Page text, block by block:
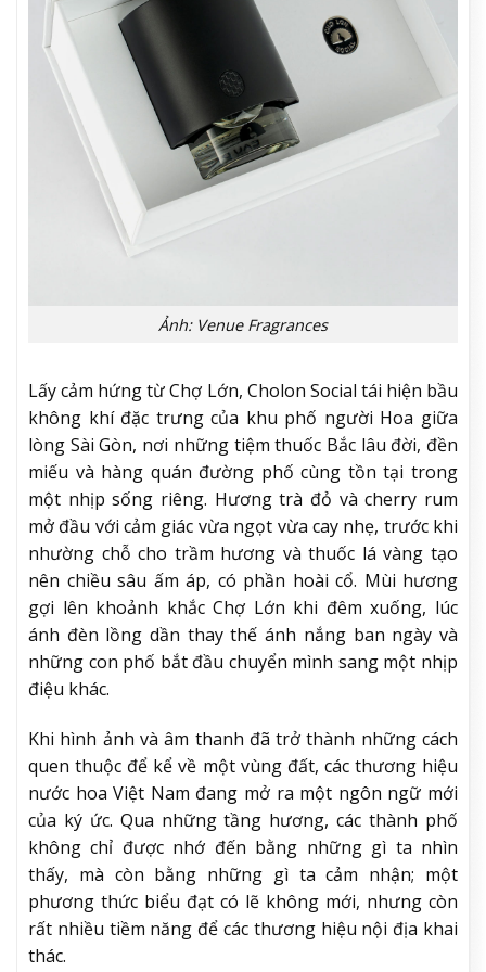
Ảnh: Venue Fragrances
Lấy cảm hứng từ Chợ Lớn, Cholon Social tái hiện bầu
không khí đặc trưng của khu phố người Hoa giữa
lòng Sài Gòn, nơi những tiệm thuốc Bắc lâu đời, đền
miếu và hàng quán đường phố cùng tồn tại trong
một nhịp sống riêng. Hương trà đỏ và cherry rum
mở đầu với cảm giác vừa ngọt vừa cay nhẹ, trước khi
nhường chỗ cho trầm hương và thuốc lá vàng tạo
nên chiều sâu ấm áp, có phần hoài cổ. Mùi hương
gợi lên khoảnh khắc Chợ Lớn khi đêm xuống, lúc
ánh đèn lồng dần thay thế ánh nắng ban ngày và
những con phố bắt đầu chuyển mình sang một nhịp
điệu khác.
Khi hình ảnh và âm thanh đã trở thành những cách
quen thuộc để kể về một vùng đất, các thương hiệu
nước hoa Việt Nam đang mở ra một ngôn ngữ mới
của ký ức. Qua những tầng hương, các thành phố
không chỉ được nhớ đến bằng những gì ta nhìn
thấy, mà còn bằng những gì ta cảm nhận; một
phương thức biểu đạt có lẽ không mới, nhưng còn
rất nhiều tiềm năng để các thương hiệu nội địa khai
thác.